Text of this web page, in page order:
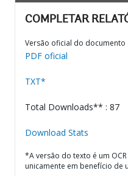
COMPLETAR
Versão oficial do documento
PDF oficial
TXT*
Total Downloads** : 87
Download Stats
*A versão do texto é um
unicamente em benefício de